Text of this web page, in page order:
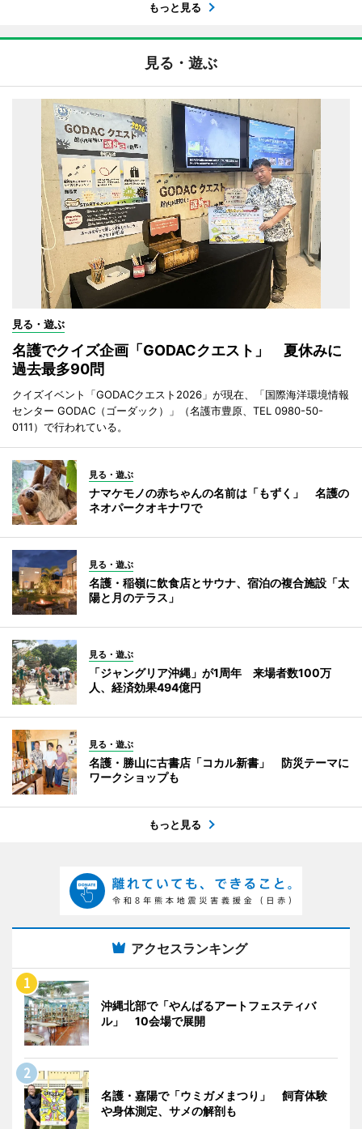
もっと見る
見る・遊ぶ
見る・遊ぶ
名護でクイズ企画「GODACクエスト」 夏休みに
過去最多90問
クイズイベント「GODACクエスト2026」が現在、「国際海洋環境情報
センター GODAC（ゴーダック）」（名護市豊原、TEL 0980-50-
0111）で行われている。
見る・遊ぶ
ナマケモノの赤ちゃんの名前は「もずく」 名護の
ネオパークオキナワで
見る・遊ぶ
名護・稲嶺に飲食店とサウナ、宿泊の複合施設「太
陽と月のテラス」
見る・遊ぶ
「ジャングリア沖縄」が1周年 来場者数100万
人、経済効果494億円
見る・遊ぶ
名護・勝山に古書店「コカル新書」 防災テーマに
ワークショップも
もっと見る
アクセスランキング
沖縄北部で「やんばるアートフェスティバ
ル」 10会場で展開
名護・嘉陽で「ウミガメまつり」 飼育体験
や身体測定、サメの解剖も